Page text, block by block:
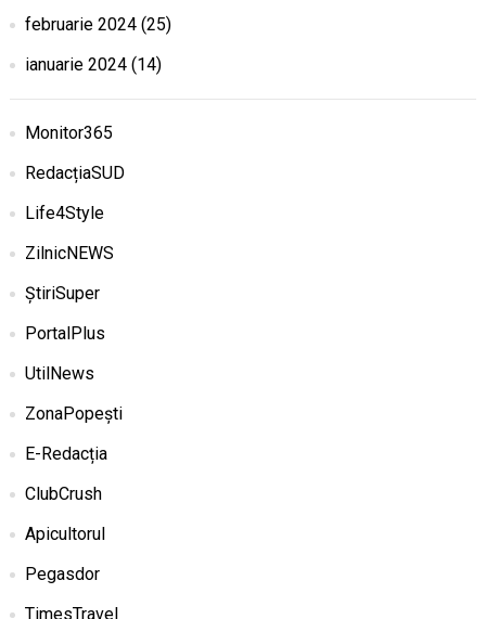
februarie 2024(25)
ianuarie 2024(14)
Monitor365
RedacțiaSUD
Life4Style
ZilnicNEWS
ȘtiriSuper
PortalPlus
UtilNews
ZonaPopești
E-Redacția
ClubCrush
Apicultorul
Pegasdor
TimesTravel